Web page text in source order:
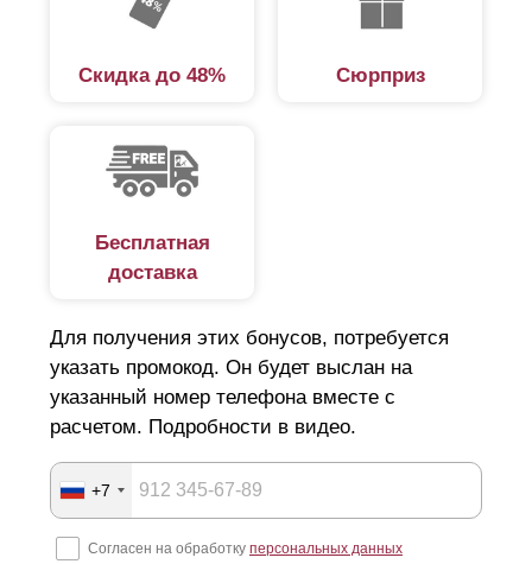
Скидка до 48% Сюрприз
Бесплатная
доставка
Для получения этих бонусов, потребуется
указать промокод. Он будет выслан на
указанный номер телефона вместе с
расчетом. Подробности в видео.
+7
Согласен на обработку персональных данных